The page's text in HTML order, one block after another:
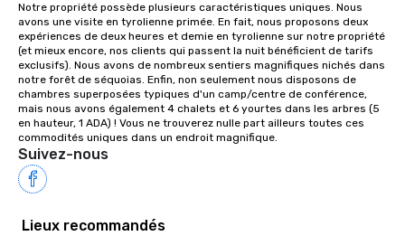
Notre propriété possède plusieurs caractéristiques uniques. Nous
avons une visite en tyrolienne primée. En fait, nous proposons deux
expériences de deux heures et demie en tyrolienne sur notre propriété
(et mieux encore, nos clients qui passent la nuit bénéficient de tarifs
exclusifs). Nous avons de nombreux sentiers magnifiques nichés dans
notre forêt de séquoias. Enfin, non seulement nous disposons de
chambres superposées typiques d'un camp/centre de conférence,
mais nous avons également 4 chalets et 6 yourtes dans les arbres (5
en hauteur, 1 ADA) ! Vous ne trouverez nulle part ailleurs toutes ces
commodités uniques dans un endroit magnifique.
Suivez-nous
Lieux recommandés